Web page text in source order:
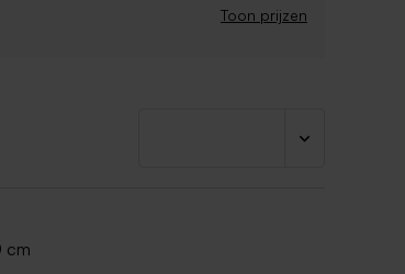
Toon prijzen
cm